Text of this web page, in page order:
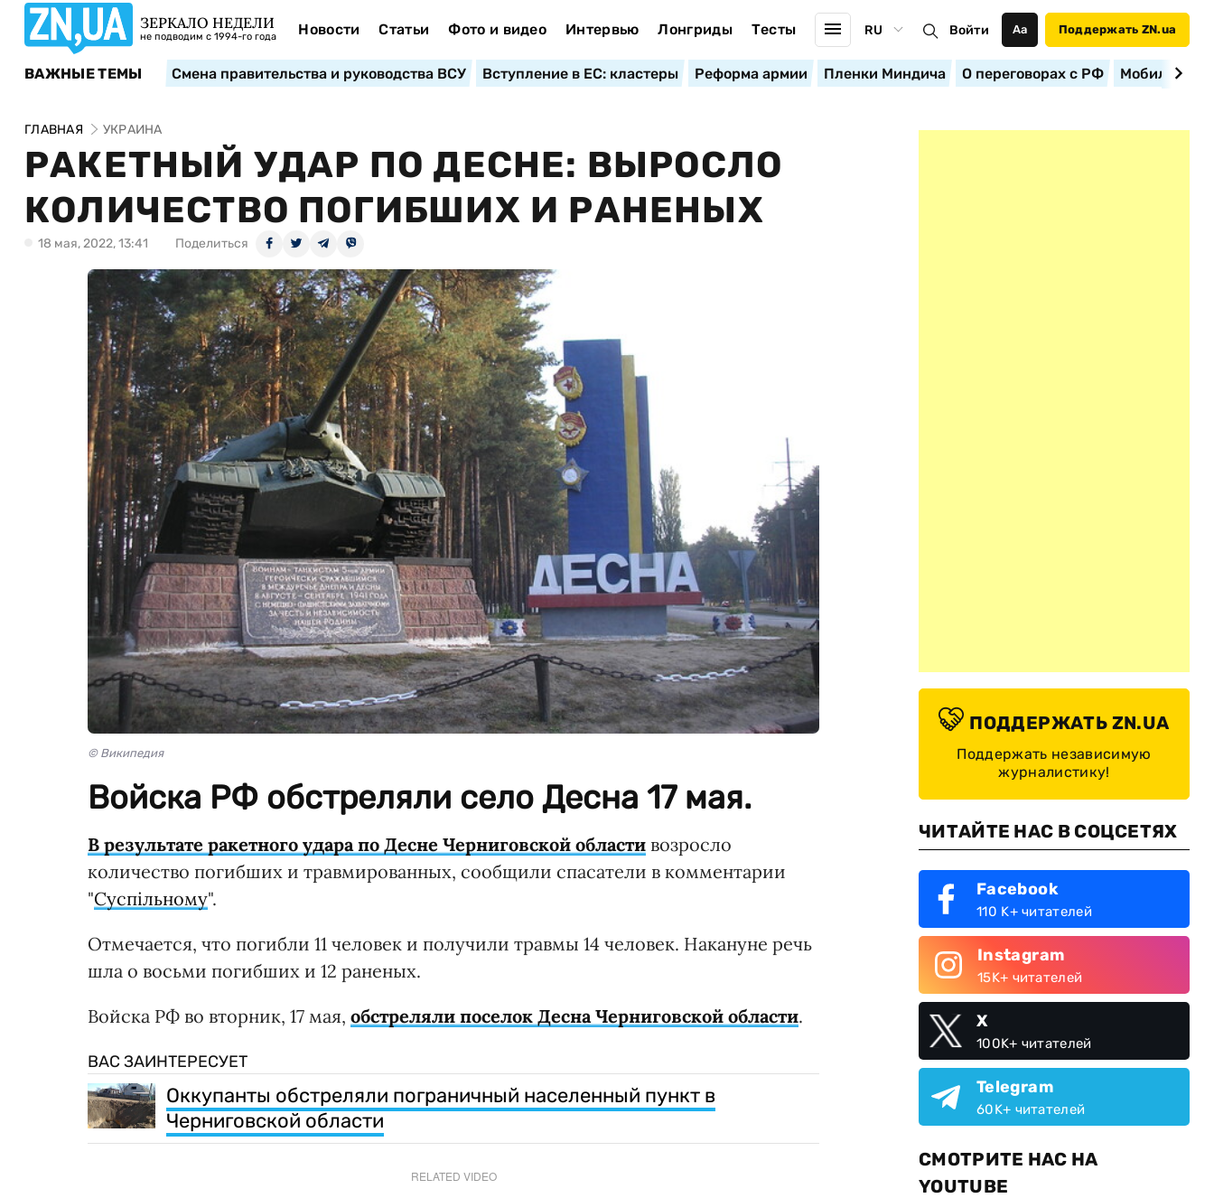
ЗЕРКАЛО НЕДЕЛИ
не подводим с 1994-го года Новости Статьи Фото и видео Интервью Лонгриды Тесты RU Войти Аа Поддержать ZN.ua
ВАЖНЫЕ ТЕМЫ Смена правительства и руководства ВСУ Вступление в ЕС: кластеры Реформа армии Пленки Миндича О переговорах с РФ
ГЛАВНАЯ УКРАИНА
РАКЕТНЫЙ УДАР ПО ДЕСНЕ: ВЫРОСЛО
КОЛИЧЕСТВО ПОГИБШИХ И РАНЕНЫХ
18 мая, 2022, 13:41 Поделиться
© Википедия
Войска РФ обстреляли село Десна 17 мая.
В результате ракетного удара по Десне Черниговской области возросло
количество погибших и травмированных, сообщили спасатели в комментарии
"Суспільному".
Отмечается, что погибли 11 человек и получили травмы 14 человек. Накануне речь
шла о восьми погибших и 12 раненых.
Войска РФ во вторник, 17 мая, обстреляли поселок Десна Черниговской области.
ВАС ЗАИНТЕРЕСУЕТ
Оккупанты обстреляли пограничный населенный пункт в
Черниговской области
RELATED VIDEO
ПОДДЕРЖАТЬ ZN.UA
Поддержать независимую
журналистику!
ЧИТАЙТЕ НАС В СОЦСЕТЯХ
Facebook
110 K+ читателей
Instagram
15K+ читателей
X
100K+ читателей
Telegram
60K+ читателей
СМОТРИТЕ НАС НА
YOUTUBE